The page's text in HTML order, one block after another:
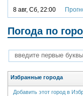
8 авг, Сб, 22:00
Погода по
Избранные города
Добавить этот город в